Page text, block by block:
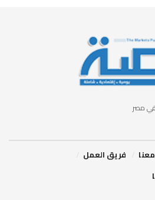
في مصر
فريق العمل